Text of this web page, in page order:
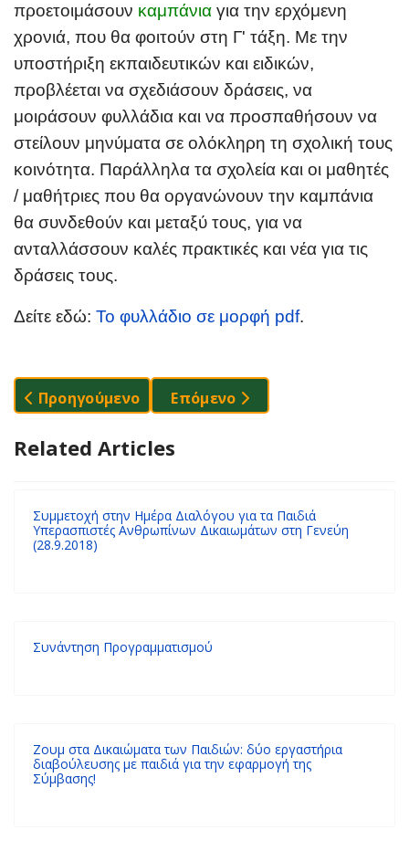
προετοιμάσουν καμπάνια για την ερχόμενη
χρονιά, που θα φοιτούν στη Γ' τάξη. Με την
υποστήριξη εκπαιδευτικών και ειδικών,
προβλέεται να σχεδιάσουν δράσεις, να
μοιράσουν φυλλάδια και να προσπαθήσουν να
στείλουν μηνύματα σε ολόκληρη τη σχολική τους
κοινότητα. Παράλληλα τα σχολεία και οι μαθητές
/ μαθήτριες που θα οργανώνουν την καμπάνια
θα συνδεθούν και μεταξύ τους, για να
ανταλλάσσουν καλές πρακτικές και νέα για τις
δράσεις τους.
Δείτε εδώ: Το φυλλάδιο σε μορφή pdf.
Προηγούμενο Άρθρο: ΑΝΟΙΧΤΑ ΠΑΡΑΘΥΡΑ:
Προηγούμενο Επόμενο Άρθρο: "I Want To
Επόμενο
Related Articles
Συμμετοχή στην Ημέρα Διαλόγου για τα Παιδιά
Υπερασπιστές Ανθρωπίνων Δικαιωμάτων στη Γενεύη
(28.9.2018)
Συνάντηση Προγραμματισμού
Ζουμ στα Δικαιώματα των Παιδιών: δύο εργαστήρια
διαβούλευσης με παιδιά για την εφαρμογή της
Σύμβασης!